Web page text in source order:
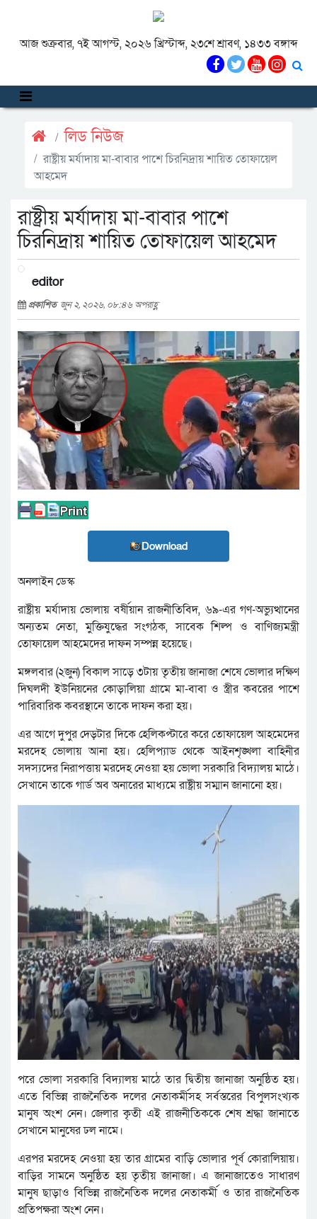
আজ শুক্রবার, ৭ই আগস্ট, ২০২৬ খ্রিস্টাব্দ, ২৩শে শ্রাবণ, ১৪৩৩ বঙ্গাব্দ
লিড নিউজ
রাষ্ট্রীয় মর্যাদায় মা-বাবার পাশে চিরনিদ্রায় শায়িত তোফায়েল
আহমেদ
রাষ্ট্রীয় মর্যাদায় মা-বাবার পাশে
চিরনিদ্রায় শায়িত তোফায়েল আহমেদ
editor
প্রকাশিত জুন ২, ২০২৬, ০৮:৪৬ অপরাহ্ণ
Download
অনলাইন ডেস্ক
রাষ্ট্রীয় মর্যাদায় ভোলায় বর্ষীয়ান রাজনীতিবিদ, ৬৯-এর গণ-অভ্যুত্থানের
অন্যতম নেতা, মুক্তিযুদ্ধের সংগঠক, সাবেক শিল্প ও বাণিজ্যমন্ত্রী
তোফায়েল আহমেদের দাফন সম্পন্ন হয়েছে।
মঙ্গলবার (২জুন) বিকাল সাড়ে ৩টায় তৃতীয় জানাজা শেষে ভোলার দক্ষিণ
দিঘলদী ইউনিয়নের কোড়ালিয়া গ্রামে মা-বাবা ও স্ত্রীর কবরের পাশে
পারিবারিক কবরস্থানে তাকে দাফন করা হয়।
এর আগে দুপুর দেড়টার দিকে হেলিকপ্টারে করে তোফায়েল আহমেদের
মরদেহ ভোলায় আনা হয়। হেলিপ্যাড থেকে আইনশৃঙ্খলা বাহিনীর
সদস্যদের নিরাপত্তায় মরদেহ নেওয়া হয় ভোলা সরকারি বিদ্যালয় মাঠে।
সেখানে তাকে গার্ড অব অনারের মাধ্যমে রাষ্ট্রীয় সম্মান জানানো হয়।
পরে ভোলা সরকারি বিদ্যালয় মাঠে তার দ্বিতীয় জানাজা অনুষ্ঠিত হয়।
এতে বিভিন্ন রাজনৈতিক দলের নেতাকর্মীসহ সর্বস্তরের বিপুলসংখ্যক
মানুষ অংশ নেন। জেলার কৃতী এই রাজনীতিককে শেষ শ্রদ্ধা জানাতে
সেখানে মানুষের ঢল নামে।
এরপর মরদেহ নেওয়া হয় তার গ্রামের বাড়ি ভোলার পূর্ব কোরালিয়ায়।
বাড়ির সামনে অনুষ্ঠিত হয় তৃতীয় জানাজা। এ জানাজাতেও সাধারণ
মানুষ ছাড়াও বিভিন্ন রাজনৈতিক দলের নেতাকর্মী ও তার রাজনৈতিক
প্রতিপক্ষরা অংশ নেন।